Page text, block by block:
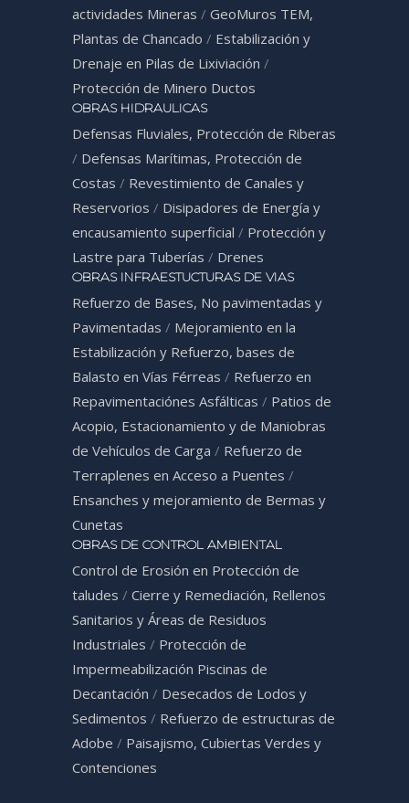
actividades Mineras / GeoMuros TEM,
Plantas de Chancado / Estabilización y
Drenaje en Pilas de Lixiviación /
Protección de Minero Ductos
OBRAS HIDRAULICAS
Defensas Fluviales, Protección de Riberas
/ Defensas Marítimas, Protección de
Costas / Revestimiento de Canales y
Reservorios / Disipadores de Energía y
encausamiento superficial / Protección y
Lastre para Tuberías / Drenes
OBRAS INFRAESTUCTURAS DE VIAS
Refuerzo de Bases, No pavimentadas y
Pavimentadas / Mejoramiento en la
Estabilización y Refuerzo, bases de
Balasto en Vías Férreas / Refuerzo en
Repavimentaciónes Asfálticas / Patios de
Acopio, Estacionamiento y de Maniobras
de Vehículos de Carga / Refuerzo de
Terraplenes en Acceso a Puentes /
Ensanches y mejoramiento de Bermas y
Cunetas
OBRAS DE CONTROL AMBIENTAL
Control de Erosión en Protección de
taludes / Cierre y Remediación, Rellenos
Sanitarios y Áreas de Residuos
Industriales / Protección de
Impermeabilización Piscinas de
Decantación / Desecados de Lodos y
Sedimentos / Refuerzo de estructuras de
Adobe / Paisajismo, Cubiertas Verdes y
Contenciones